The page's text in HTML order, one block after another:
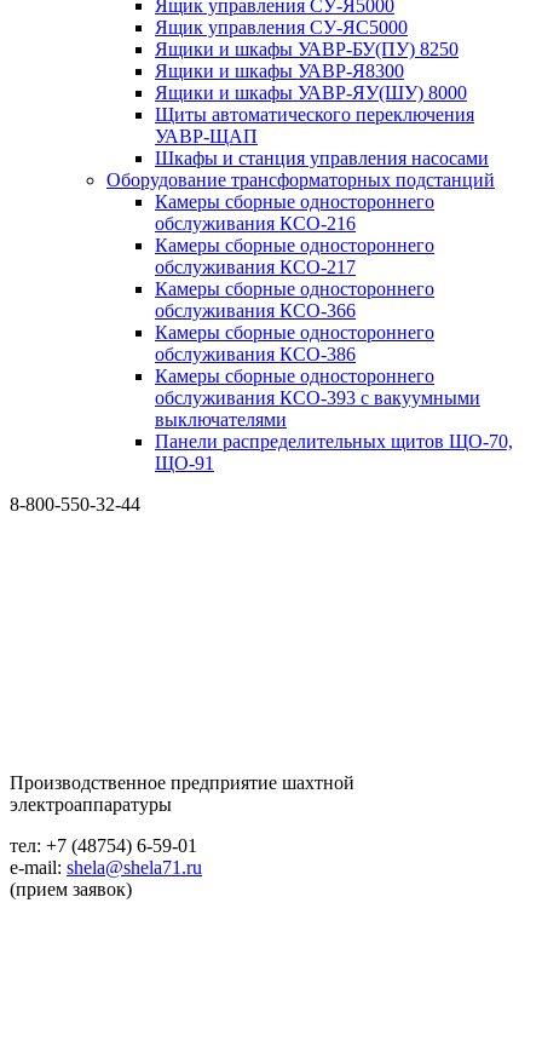
Ящик управления СУ-Я5000
Ящик управления СУ-ЯС5000
Ящики и шкафы УАВР-БУ(ПУ) 8250
Ящики и шкафы УАВР-Я8300
Ящики и шкафы УАВР-ЯУ(ШУ) 8000
Щиты автоматического переключения
УАВР-ЩАП
Шкафы и станция управления насосами
Оборудование трансформаторных подстанций
Камеры сборные одностороннего
обслуживания КСО-216
Камеры сборные одностороннего
обслуживания КСО-217
Камеры сборные одностороннего
обслуживания КСО-366
Камеры сборные одностороннего
обслуживания КСО-386
Камеры сборные одностороннего
обслуживания КСО-393 с вакуумными
выключателями
Панели распределительных щитов ЩО-70,
ЩО-91
8-800-550-32-44
Производственное предприятие шахтной
электроаппаратуры
тел: +7 (48754) 6-59-01
e-mail: shela@shela71.ru
(прием заявок)